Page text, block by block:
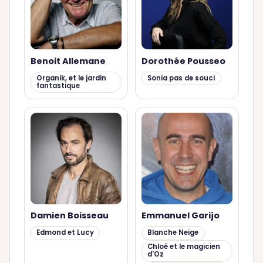
Benoit Allemane
Organik, et le jardin
fantastique
Dorothée Pousseo
Sonia pas de souci
Damien Boisseau
Edmond et Lucy
Emmanuel Garijo
Blanche Neige
Chloé et le magicien
d'Oz